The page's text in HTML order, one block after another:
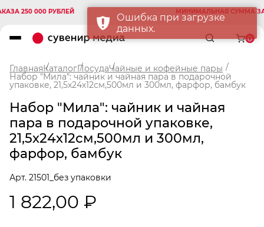
250 000 РУБЛЕЙ МИНИМАЛЬНАЯ СУММА
0
ГлавнаяКаталогПосудаЧайные и кофейные пары
Набор "Мила": чайник и чайная пара в подарочной
упаковке, 21,5х24х12см,500мл и 300мл, фарфор, бамбук
Набор "Мила": чайник и чайная
пара в подарочной упаковке,
21,5х24х12см,500мл и 300мл,
фарфор, бамбук
Арт. 21501_без упаковки
1 822,00 ₽
Ошибка при загрузке
данных.